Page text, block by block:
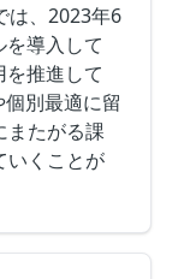
は、2023年6
導入して
推進して
別最適に留
またがる課
いくことが